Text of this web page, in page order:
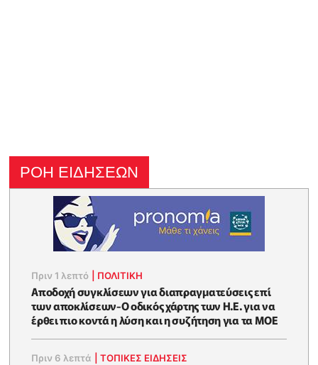
ΡΟΗ ΕΙΔΗΣΕΩΝ
Πριν 1 λεπτό ΠΟΛΙΤΙΚΗ
Αποδοχή συγκλίσεων για διαπραγματεύσεις επί
των αποκλίσεων-Ο οδικός χάρτης των Η.Ε. για να
έρθει πιο κοντά η λύση και η συζήτηση για τα ΜΟΕ
Πριν 6 λεπτά |ΤΟΠΙΚΕΣ ΕΙΔΗΣΕΙΣ